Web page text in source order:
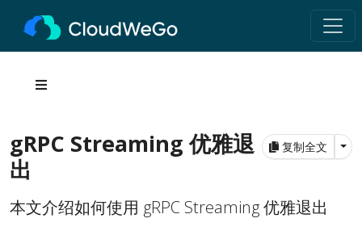
复制全文
gRPC Streaming 优雅退
出
本文介绍如何使用 gRPC Streaming 优雅退出